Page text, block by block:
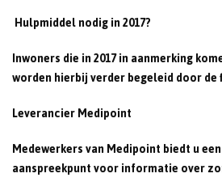
Hulpmiddel nodig in 2017?
Inwoners die in 2017 in aanmerking
worden hierbij verder begeleid door
Leverancier Medipoint
Medewerkers van Medipoint biedt u
aanspreekpunt voor informatie over